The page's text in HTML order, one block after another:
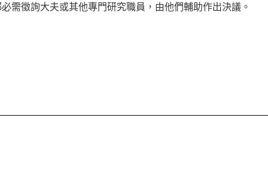
需徵詢大夫或其他專門研究職員，由他們輔助作出決議。